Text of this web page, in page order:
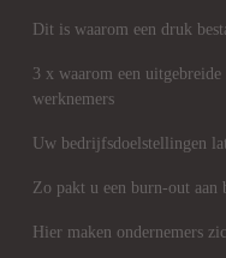
Dit is waarom een druk
3 x waarom een
werknemers
Uw bedrijfsdoelstellingen
Zo pakt u een burn-out aan
Hier maken ondernemers